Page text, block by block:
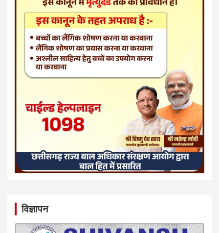
विज्ञापन